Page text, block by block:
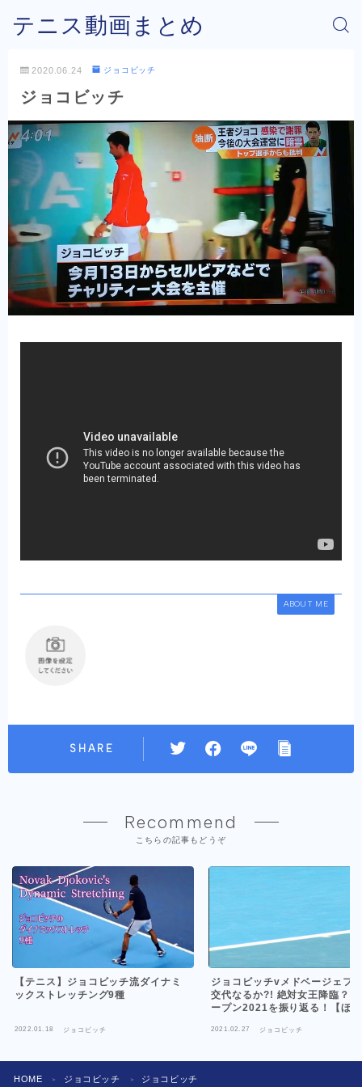
テニス動画まとめ
2020.06.24 ジョコビッチ
ジョコビッチ
ABOUT ME
SHARE
Recommend
こちらの記事もどうぞ
【テニス】ジョコビッチ流ダイナミ
ックストレッチング9種
2022.01.18 ジョコビッチ
ジョコビッチvメドベージェフ
交代なるか?! 絶対女王降臨？全
ープン2021を振り返る！【ほ
2021.02.27 ジョコビッチ
HOME ＞ ジョコビッチ ＞ ジョコビッチ